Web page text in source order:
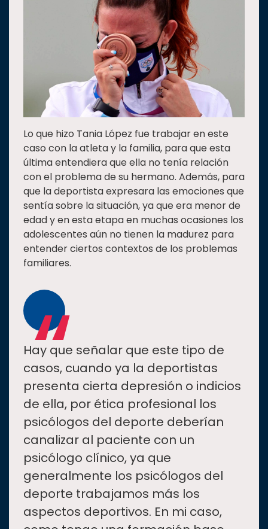
Lo que hizo Tania López fue trabajar en este
caso con la atleta y la familia, para que esta
última entendiera que ella no tenía relación
con el problema de su hermano. Además, para
que la deportista expresara las emociones que
sentía sobre la situación, ya que era menor de
edad y en esta etapa en muchas ocasiones los
adolescentes aún no tienen la madurez para
entender ciertos contextos de los problemas
familiares.
“
Hay que señalar que este tipo de
casos, cuando ya la deportistas
presenta cierta depresión o indicios
de ella, por ética profesional los
psicólogos del deporte deberían
canalizar al paciente con un
psicólogo clínico, ya que
generalmente los psicólogos del
deporte trabajamos más los
aspectos deportivos. En mi caso,